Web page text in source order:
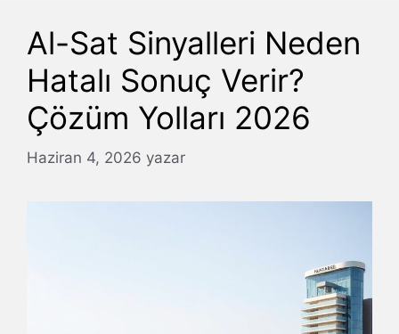
Al-Sat Sinyalleri Neden
Hatalı Sonuç Verir?
Çözüm Yolları 2026
Haziran 4, 2026 yazar